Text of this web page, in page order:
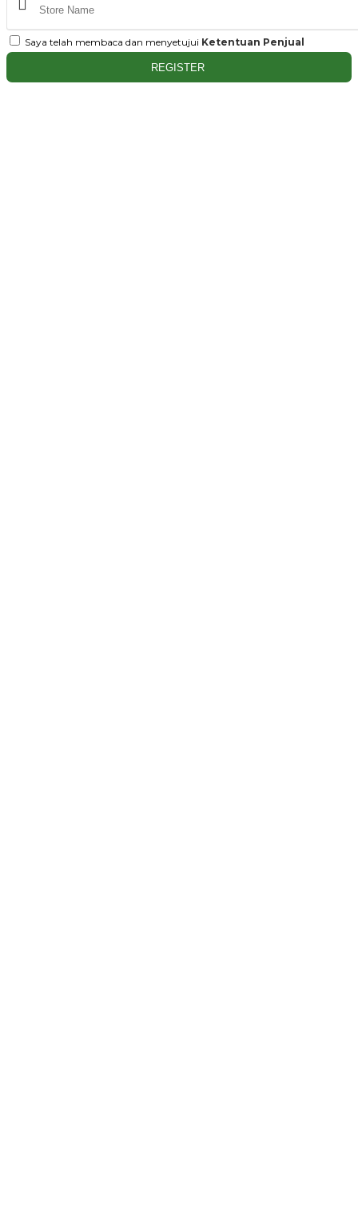
Saya telah membaca dan menyetujui Ketentuan Penjual
REGISTER